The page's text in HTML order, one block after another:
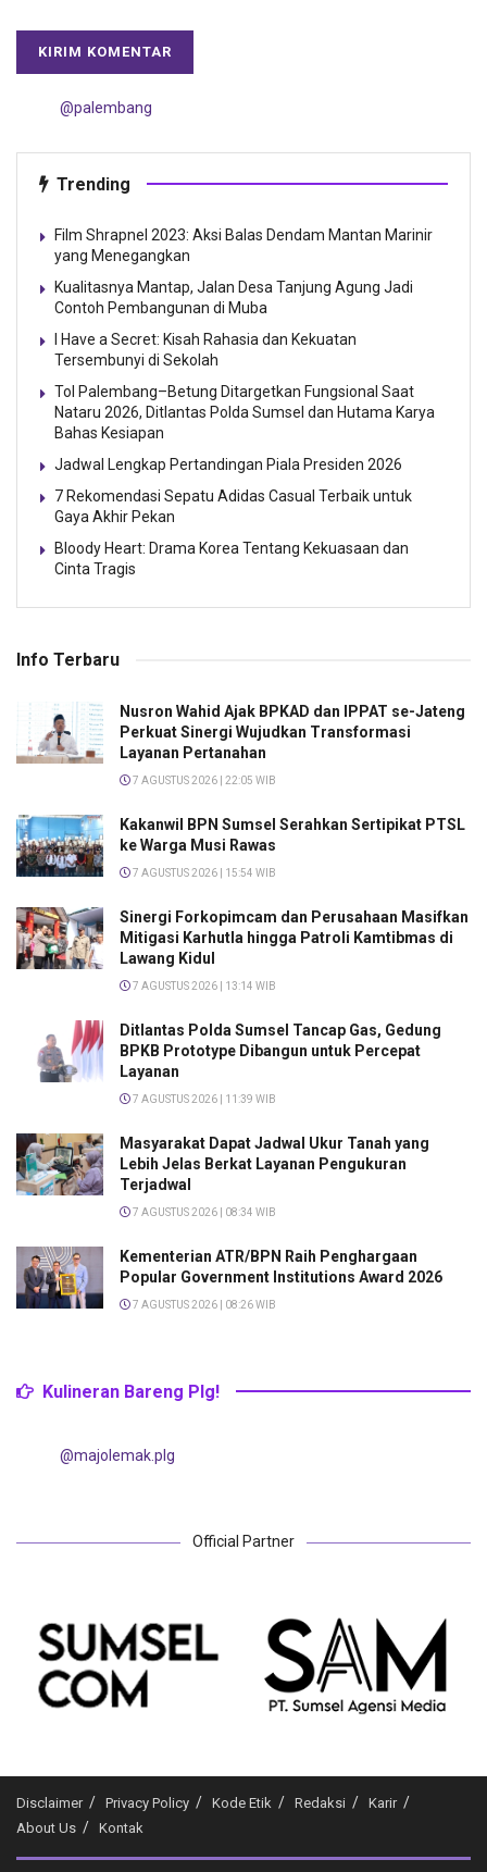
@palembang
Trending
Film Shrapnel 2023: Aksi Balas Dendam Mantan Marinir
yang Menegangkan
Kualitasnya Mantap, Jalan Desa Tanjung Agung Jadi
Contoh Pembangunan di Muba
I Have a Secret: Kisah Rahasia dan Kekuatan
Tersembunyi di Sekolah
Tol Palembang–Betung Ditargetkan Fungsional Saat
Nataru 2026, Ditlantas Polda Sumsel dan Hutama Karya
Bahas Kesiapan
Jadwal Lengkap Pertandingan Piala Presiden 2026
7 Rekomendasi Sepatu Adidas Casual Terbaik untuk
Gaya Akhir Pekan
Bloody Heart: Drama Korea Tentang Kekuasaan dan
Cinta Tragis
Info Terbaru
Nusron Wahid Ajak BPKAD dan IPPAT se-Jateng
Perkuat Sinergi Wujudkan Transformasi
Layanan Pertanahan
7 AGUSTUS 2026 | 22:05 WIB
Kakanwil BPN Sumsel Serahkan Sertipikat PTSL
ke Warga Musi Rawas
7 AGUSTUS 2026 | 15:54 WIB
Sinergi Forkopimcam dan Perusahaan Masifkan
Mitigasi Karhutla hingga Patroli Kamtibmas di
Lawang Kidul
7 AGUSTUS 2026 | 13:14 WIB
Ditlantas Polda Sumsel Tancap Gas, Gedung
BPKB Prototype Dibangun untuk Percepat
Layanan
7 AGUSTUS 2026 | 11:39 WIB
Masyarakat Dapat Jadwal Ukur Tanah yang
Lebih Jelas Berkat Layanan Pengukuran
Terjadwal
7 AGUSTUS 2026 | 08:34 WIB
Kementerian ATR/BPN Raih Penghargaan
Popular Government Institutions Award 2026
7 AGUSTUS 2026 | 08:26 WIB
Kulineran Bareng Plg!
@majolemak.plg
Official Partner
Disclaimer Privacy Policy Kode Etik Redaksi
Karir
About Us
Kontak